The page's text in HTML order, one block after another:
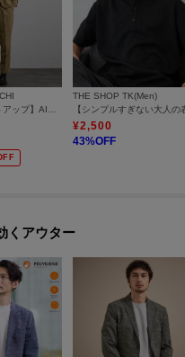
THE SHOP TK(Men)
¥2,500
43%OFF
くアウター